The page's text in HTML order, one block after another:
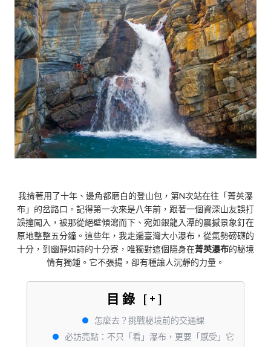
我揹著用了十年、邊角都磨白的登山包，第N次站在往「菁英瀑
布」的岔路口。記得第一次來是八年前，跟著一個資深山友誤打
誤撞闖入，被那從絕壁傾瀉而下、宛如銀龍入潭的震撼景象釘在
原地整整五分鐘。這些年，我走遍臺灣大小瀑布，從氣勢磅礴的
十分，到幽靜如詩的十分寮，唯獨對這個隱身在菁英瀑布的秘境
情有獨鍾。它不張揚，卻有種讓人沉靜的力量。
目錄 [+]
怎麼去？挑戰秘境前的交通課
必訪亮點：不只「看」瀑布，更要「感受」它